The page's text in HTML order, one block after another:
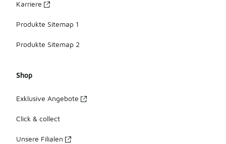
Karriere
Produkte Sitemap 1
Produkte Sitemap 2
Shop
Exklusive Angebote
Click & collect
Unsere Filialen